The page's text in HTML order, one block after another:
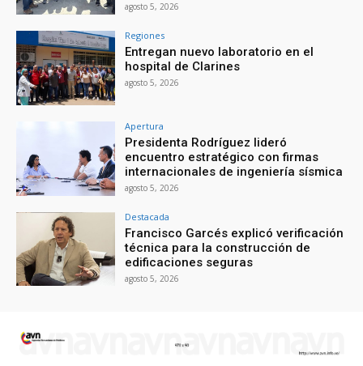
agosto 5, 2026
Regiones
Entregan nuevo laboratorio en el
hospital de Clarines
agosto 5, 2026
Apertura
Presidenta Rodríguez lideró
encuentro estratégico con firmas
internacionales de ingeniería sísmica
agosto 5, 2026
Destacada
Francisco Garcés explicó verificación
técnica para la construcción de
edificaciones seguras
agosto 5, 2026